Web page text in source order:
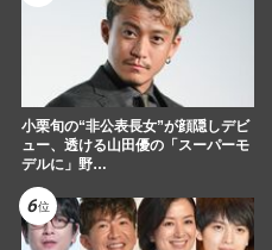
小栗旬の“非公表長女”が顔隠しデビ
ュー、透ける山田優の「スーパーモ
デルに」野…